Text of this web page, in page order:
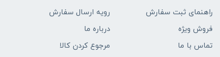
راهنمای ثبت سفارش
رویه ارسال سفارش
فروش ویژه
درباره ما
تماس با ما
مرجوع کردن کالا